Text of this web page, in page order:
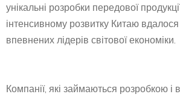
унікальні розробки передової
інтенсивному розвитку Китаю
впевнених лідерів світової економіки.
Компанії, які займаються розробкою і